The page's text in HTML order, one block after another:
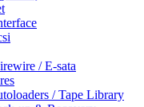
/ E-sata
/ Tape Library